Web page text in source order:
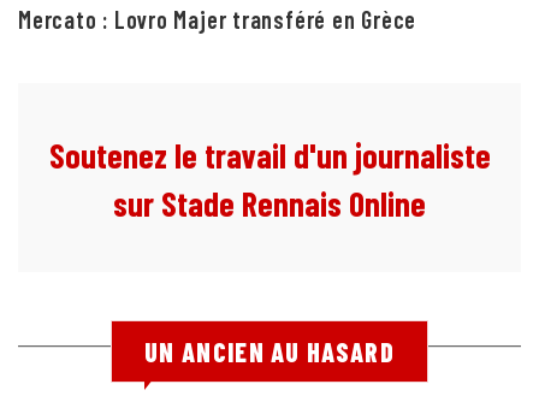
Mercato : Lovro Majer transféré en Grèce
Soutenez le travail d'un journaliste
sur Stade Rennais Online
UN ANCIEN AU HASARD